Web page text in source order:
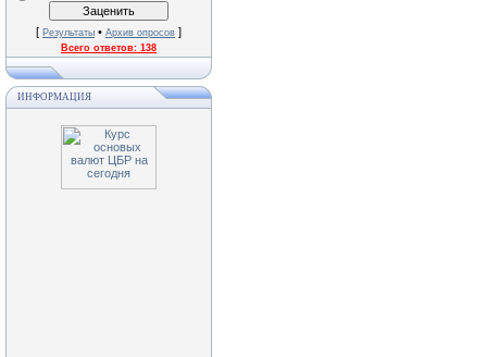
[ Результаты • Архив опросов ]
Всего ответов: 138
ИНФОРМАЦИЯ